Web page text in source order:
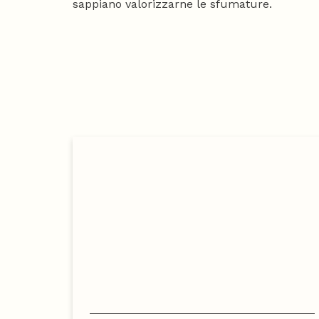
sappiano valorizzarne le sfumature.